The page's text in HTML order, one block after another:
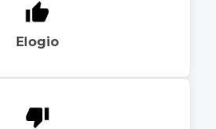
Elogio